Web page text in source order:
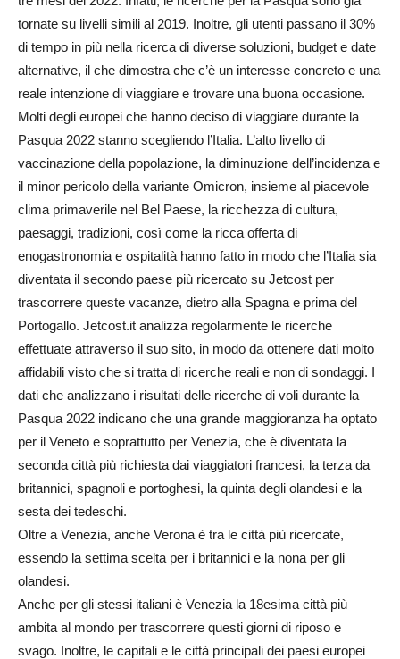
tornate su livelli simili al 2019. Inoltre, gli utenti passano il 30%
di tempo in più nella ricerca di diverse soluzioni, budget e date
alternative, il che dimostra che c’è un interesse concreto e una
reale intenzione di viaggiare e trovare una buona occasione.
Molti degli europei che hanno deciso di viaggiare durante la
Pasqua 2022 stanno scegliendo l’Italia. L’alto livello di
vaccinazione della popolazione, la diminuzione dell’incidenza e
il minor pericolo della variante Omicron, insieme al piacevole
clima primaverile nel Bel Paese, la ricchezza di cultura,
paesaggi, tradizioni, così come la ricca offerta di
enogastronomia e ospitalità hanno fatto in modo che l’Italia sia
diventata il secondo paese più ricercato su Jetcost per
trascorrere queste vacanze, dietro alla Spagna e prima del
Portogallo. Jetcost.it analizza regolarmente le ricerche
effettuate attraverso il suo sito, in modo da ottenere dati molto
affidabili visto che si tratta di ricerche reali e non di sondaggi. I
dati che analizzano i risultati delle ricerche di voli durante la
Pasqua 2022 indicano che una grande maggioranza ha optato
per il Veneto e soprattutto per Venezia, che è diventata la
seconda città più richiesta dai viaggiatori francesi, la terza da
britannici, spagnoli e portoghesi, la quinta degli olandesi e la
sesta dei tedeschi.
Oltre a Venezia, anche Verona è tra le città più ricercate,
essendo la settima scelta per i britannici e la nona per gli
olandesi.
Anche per gli stessi italiani è Venezia la 18esima città più
ambita al mondo per trascorrere questi giorni di riposo e
svago. Inoltre, le capitali e le città principali dei paesi europei